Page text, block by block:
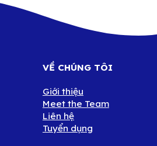
VỀ CHÚNG TÔI
Giới thiệu
Meet the Team
Liên hệ
Tuyển dụng